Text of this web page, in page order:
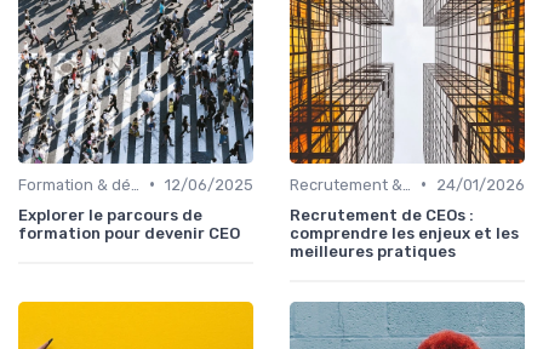
• 12/06/2025
Explorer le parcours de
formation pour devenir CEO
•
24/01/2026
Recrutement de CEOs :
comprendre les enjeux et les
meilleures pratiques